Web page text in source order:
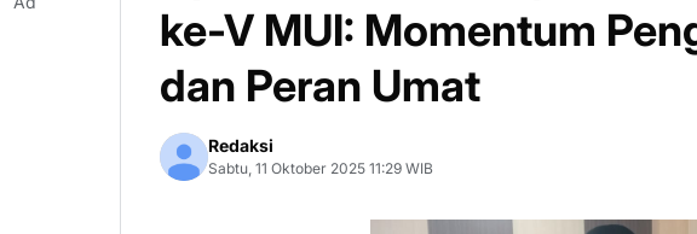
ke-V MUI: Momentum
dan Peran Umat
Redaksi
Sabtu, 11 Oktober 2025 11:29 WIB